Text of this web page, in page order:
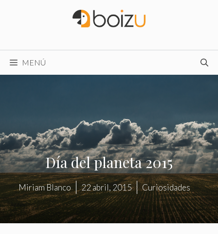
MENÚ
Día del planeta 2015
Miriam Blanco 22 abril, 2015 Curiosidades